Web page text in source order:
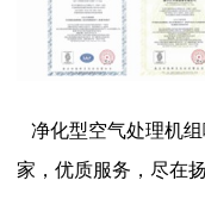
净化型空气处理机
家，优质服务，尽在